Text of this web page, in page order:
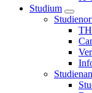
Studium